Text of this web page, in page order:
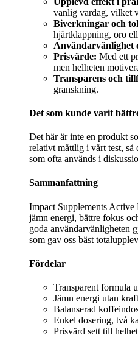
vanlig vardag, vilket
Biverkningar och
hjärtklappning, oro
Användarvänlighet
Prisvärde: Med ett
men helheten
Transparens och
granskning.
Det som kunde varit
Det här är inte en produkt
relativt måttlig i vårt test,
som ofta används i
Sammanfattning
Impact Supplements
jämn energi, bättre fokus
goda användarvänligheten
som gav oss bäst
Fördelar
Transparent formula
Jämn energi utan
Balanserad
Enkel dosering, två
Prisvärd sett till